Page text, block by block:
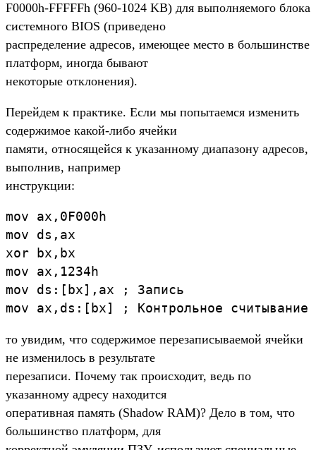
F0000h-FFFFFh (960-1024 KB) для выполняемого блока
системного BIOS (приведено
распределение адресов, имеющее место в большинстве
платформ, иногда бывают
некоторые отклонения).
Перейдем к практике. Если мы попытаемся изменить
содержимое какой-либо ячейки
памяти, относящейся к указанному диапазону адресов,
выполнив, например
инструкции:
mov ax,0F000h
mov ds,ax
xor bx,bx
mov ax,1234h
mov ds:[bx],ax ; Запись
mov ax,ds:[bx] ; Контрольное считывание
то увидим, что содержимое перезаписываемой ячейки
не изменилось в результате
перезаписи. Почему так происходит, ведь по
указанному адресу находится
оперативная память (Shadow RAM)? Дело в том, что
большинство платформ, для